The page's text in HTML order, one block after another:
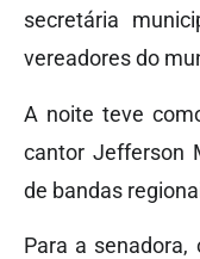
secretária
vereadores do
A noite teve
cantor Jefferson
de bandas
Para a